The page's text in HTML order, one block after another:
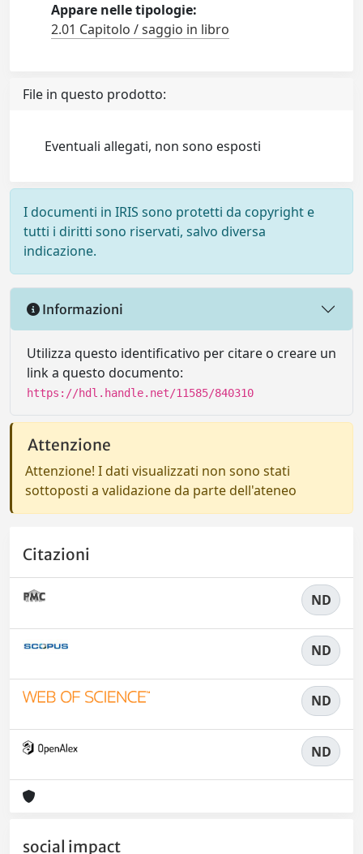
Appare nelle tipologie:
2.01 Capitolo / saggio in libro
File in questo prodotto:
Eventuali allegati, non sono esposti
I documenti in IRIS sono protetti da copyright e
tutti i diritti sono riservati, salvo diversa
indicazione.
Informazioni
Utilizza questo identificativo per citare o creare un
link a questo documento:
https://hdl.handle.net/11585/840310
Attenzione
Attenzione! I dati visualizzati non sono stati
sottoposti a validazione da parte dell'ateneo
Citazioni
ND
ND
ND
ND
social impact